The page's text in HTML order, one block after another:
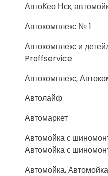
АвтоКео Нск,
Автокомплекс № 1
Автокомплекс и
Proffservice
Автокомплекс,
Автолайф
Автомаркет
Автомойка с
Автомойка с
Автомойка, Автомойка